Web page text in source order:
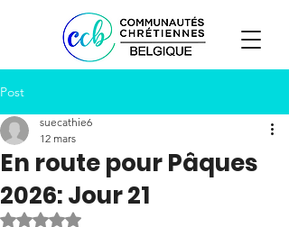
Post
En route pour Pâques
2026: Jour 21
suecathie6
12 mars
Noté NaN étoiles sur 5.